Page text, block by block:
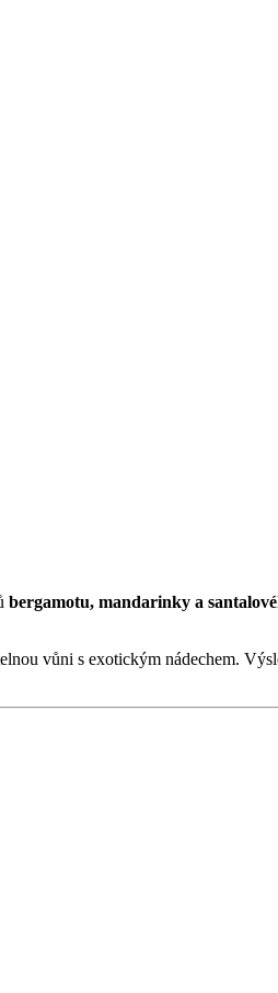
bergamotu, mandarinky a
vůni s exotickým nádechem.